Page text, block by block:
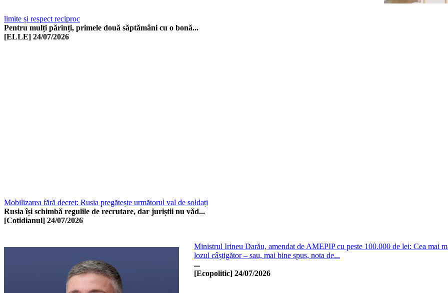
limite și respect reciproc
Pentru mulți părinți, primele două săptămâni cu o bonă...
[ELLE] 24/07/2026
Mobilizarea fără decret: Rusia pregătește următorul val de soldați
Rusia își schimbă regulile de recrutare, dar juriștii nu văd...
[Cotidianul] 24/07/2026
Ministrul Irineu Darău, amendat de AMEPIP cu peste 100.000 de lei: Cea mai
lozul câștigător – sau, mai bine spus, nota de...
...
[Ecopolitic] 24/07/2026